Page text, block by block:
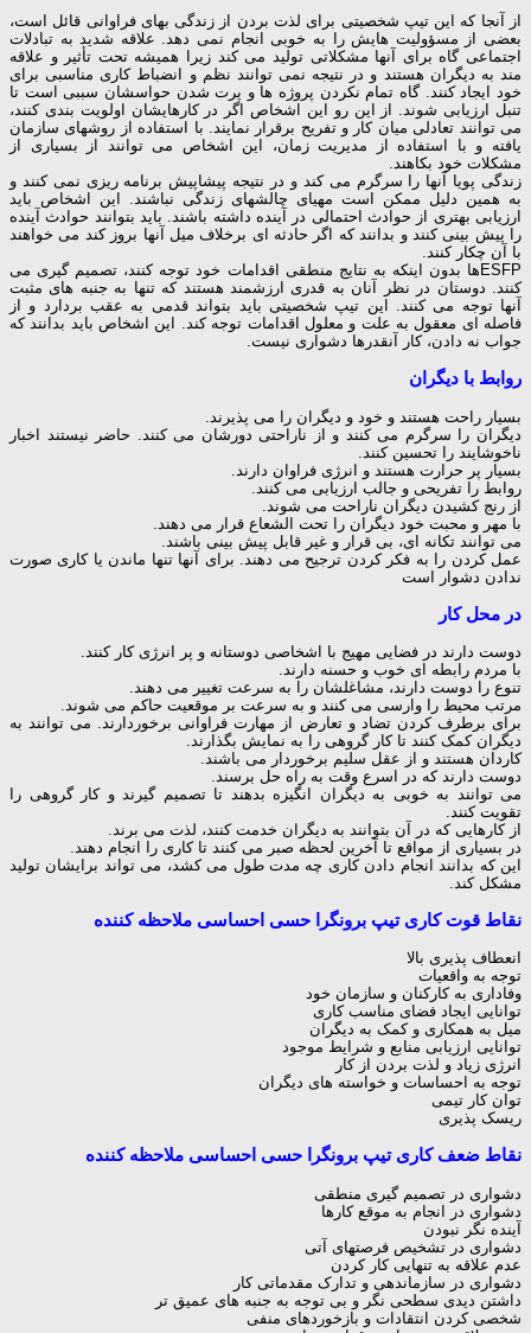
از آنجا که این تیپ شخصیتی برای لذت بردن از زندگی بهای فراوانی قائل است،
بعضی از مسؤولیت هایش را به خوبی انجام نمی دهد. علاقه شدید به تبادلات
اجتماعی گاه برای آنها مشکلاتی تولید می کند زیرا همیشه تحت تأثیر و علاقه
مند به دیگران هستند و در نتیجه نمی توانند نظم و انضباط کاری مناسبی برای
خود ایجاد کنند. گاه تمام نکردن پروژه ها و پرت شدن حواسشان سببی است تا
تنبل ارزیابی شوند. از این رو این اشخاص اگر در کارهایشان اولویت بندی کنند،
می توانند تعادلی میان کار و تفریح برقرار نمایند. با استفاده از روشهای سازمان
یافته و با استفاده از مدیریت زمان، این اشخاص می توانند از بسیاری از
مشکلات خود بکاهند.
زندگی پویا آنها را سرگرم می کند و در نتیجه پیشاپیش برنامه ریزی نمی کنند و
به همین دلیل ممکن است مهیای چالشهای زندگی نباشند. این اشخاص باید
ارزیابی بهتری از حوادث احتمالی در آینده داشته باشند. باید بتوانند حوادث آینده
را پیش بینی کنند و بدانند که اگر حادثه ای برخلاف میل آنها بروز کند می خواهند
با آن چکار کنند.
ESFPها بدون اینکه به نتایج منطقی اقدامات خود توجه کنند، تصمیم گیری می
کنند. دوستان در نظر آنان به قدری ارزشمند هستند که تنها به جنبه های مثبت
آنها توجه می کنند. این تیپ شخصیتی باید بتواند قدمی به عقب بردارد و از
فاصله ای معقول به علت و معلول اقدامات توجه کند. این اشخاص باید بدانند که
جواب نه دادن، کار آنقدرها دشواری نیست.
روابط با دیگران
بسیار راحت هستند و خود و دیگران را می پذیرند.
دیگران را سرگرم می کنند و از ناراحتی دورشان می کنند. حاضر نیستند اخبار
ناخوشایند را تحسین کنند.
بسیار پر حرارت هستند و انرژی فراوان دارند.
روابط را تفریحی و جالب ارزیابی می کنند.
از رنج کشیدن دیگران ناراحت می شوند.
با مهر و محبت خود دیگران را تحت الشعاع قرار می دهند.
می توانند تکانه ای، بی قرار و غیر قابل پیش بینی باشند.
عمل کردن را به فکر کردن ترجیح می دهند. برای آنها تنها ماندن یا کاری صورت
ندادن دشوار است
در محل کار
دوست دارند در فضایی مهیج با اشخاصی دوستانه و پر انرژی کار کنند.
با مردم رابطه ای خوب و حسنه دارند.
تنوع را دوست دارند، مشاغلشان را به سرعت تغییر می دهند.
مرتب محیط را وارسی می کنند و به سرعت بر موقعیت حاکم می شوند.
برای برطرف کردن تضاد و تعارض از مهارت فراوانی برخوردارند. می توانند به
دیگران کمک کنند تا کار گروهی را به نمایش بگذارند.
کاردان هستند و از عقل سلیم برخوردار می باشند.
دوست دارند که در اسرع وقت به راه حل برسند.
می توانند به خوبی به دیگران انگیزه بدهند تا تصمیم گیرند و کار گروهی را
تقویت کنند.
از کارهایی که در آن بتوانند به دیگران خدمت کنند، لذت می برند.
در بسیاری از مواقع تا آخرین لحظه صبر می کنند تا کاری را انجام دهند.
این که بدانند انجام دادن کاری چه مدت طول می کشد، می تواند برایشان تولید
مشکل کند.
نقاط قوت كاری تیپ برونگرا حسی احساسی ملاحظه کننده
انعطاف پذیری بالا
توجه به واقعیات
وفاداری به کارکنان و سازمان خود
توانایی ایجاد فضای مناسب کاری
میل به همکاری و کمک به دیگران
توانایی ارزیابی منابع و شرایط موجود
انرژی زیاد و لذت بردن از کار
توجه به احساسات و خواسته های دیگران
توان کار تیمی
ریسک پذیری
نقاط ضعف كاری تیپ برونگرا حسی احساسی ملاحظه کننده
دشواری در تصمیم گیری منطقی
دشواری در انجام به موقع كارها
آینده نگر نبودن
دشواری در تشخیص فرصتهای آتی
عدم علاقه به تنهایی كار كردن
دشواری در سازماندهی و تدارک مقدماتی کار
داشتن دیدی سطحی نگر و بی توجه به جنبه های عمیق تر
شخصی کردن انتقادات و بازخوردهای منفی